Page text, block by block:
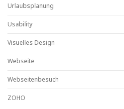
Urlaubsplanung
Usability
Visuelles Design
Webseite
Webseitenbesuch
ZOHO